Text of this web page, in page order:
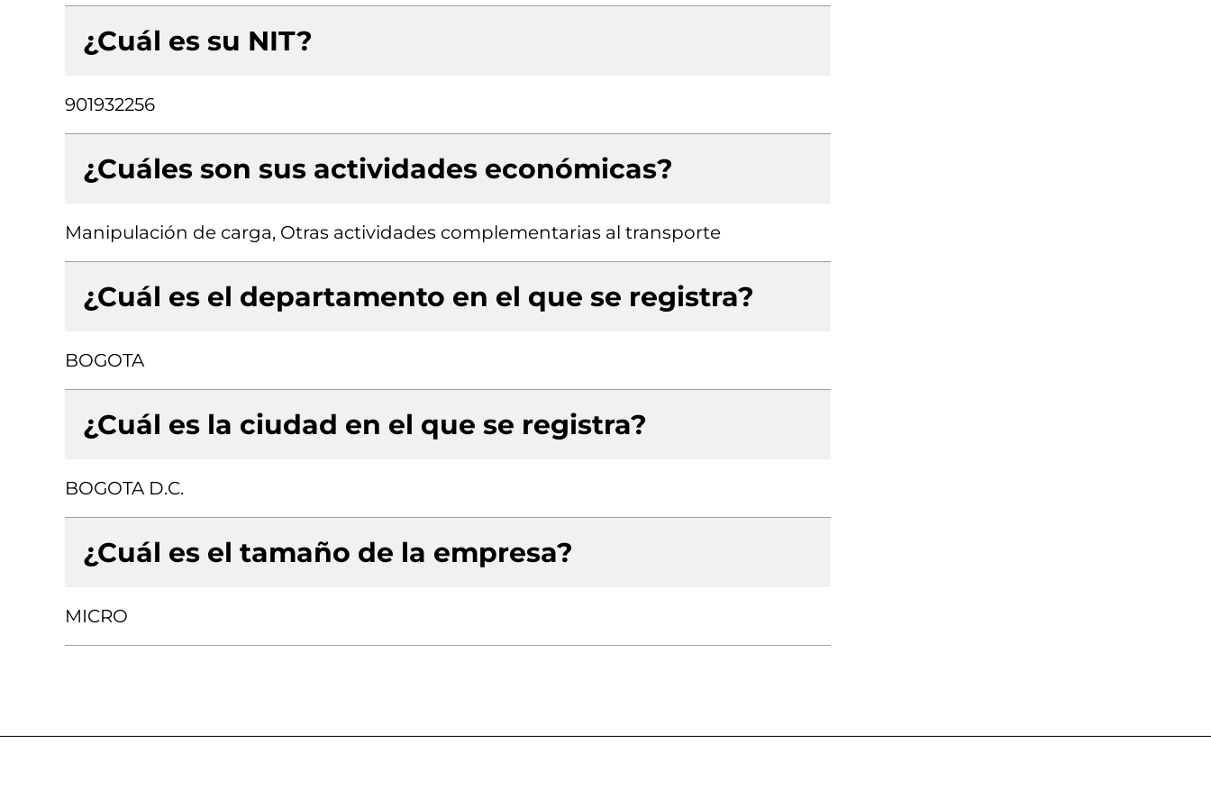
¿Cuál es su NIT?
901932256
¿Cuáles son sus actividades económicas?
Manipulación de carga, Otras actividades complementarias al transporte
¿Cuál es el departamento en el que se registra?
BOGOTA
¿Cuál es la ciudad en el que se registra?
BOGOTA D.C.
¿Cuál es el tamaño de la empresa?
MICRO